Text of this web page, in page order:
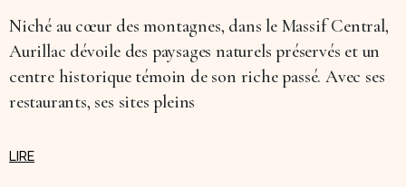
Niché au cœur des montagnes, dans le Massif Central,
Aurillac dévoile des paysages naturels préservés et un
centre historique témoin de son riche passé. Avec ses
restaurants, ses sites pleins